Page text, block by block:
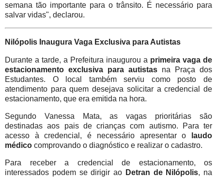
semana tão importante para o trânsito. É necessário para
salvar vidas", declarou.
Nilópolis Inaugura Vaga Exclusiva para Autistas
Durante a tarde, a Prefeitura inaugurou a primeira vaga de
estacionamento exclusiva para autistas na Praça dos
Estudantes. O local também serviu como posto de
atendimento para quem desejava solicitar a credencial de
estacionamento, que era emitida na hora.
Segundo Vanessa Mata, as vagas prioritárias são
destinadas aos pais de crianças com autismo. Para ter
acesso à credencial, é necessário apresentar o
laudo
médico comprovando o diagnóstico e realizar o cadastro.
Para receber a credencial de estacionamento, os
interessados podem se dirigir ao Detran de Nilópolis, na